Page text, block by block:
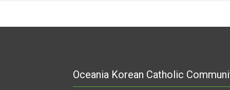
Oceania Korean Catholic